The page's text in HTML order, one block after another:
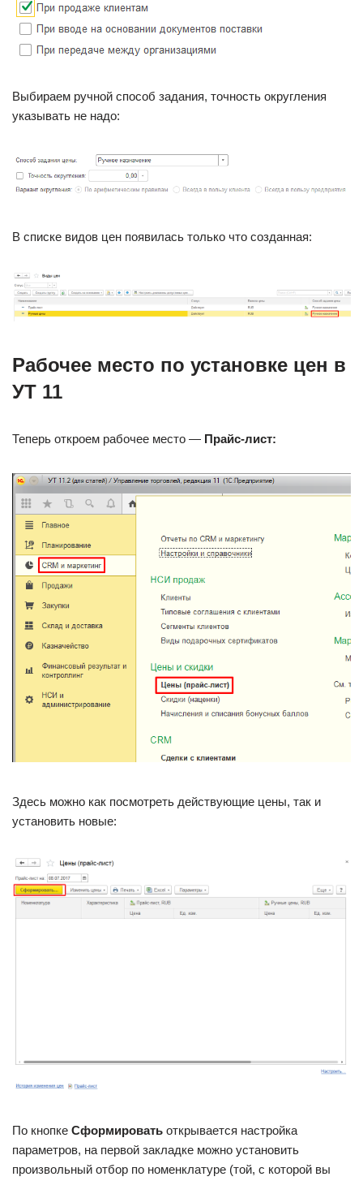
Выбираем ручной способ задания, точность округления
указывать не надо:
В списке видов цен появилась только что созданная:
Рабочее место по установке цен в
УТ 11
Теперь откроем рабочее место — Прайс-лист:
Здесь можно как посмотреть действующие цены, так и
установить новые:
По кнопке Сформировать открывается настройка
параметров, на первой закладке можно установить
произвольный отбор по номенклатуре (той, с которой вы